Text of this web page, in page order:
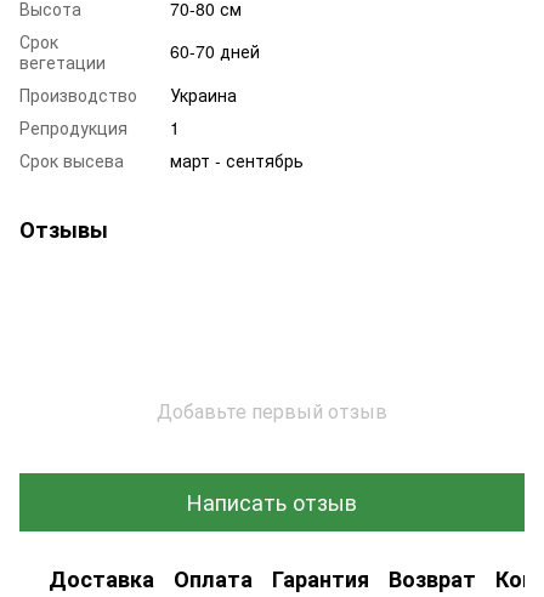
Высота
70-80 см
Срок
вегетации
60-70 дней
Производство
Украина
Репродукция
1
Срок высева
март - сентябрь
Отзывы
Добавьте первый отзыв
Написать отзыв
Доставка Оплата Гарантия Возврат